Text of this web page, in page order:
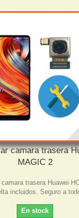
camara trasera
MAGIC 2
camara trasera Huawei
incluidos. Seguro a
En stock